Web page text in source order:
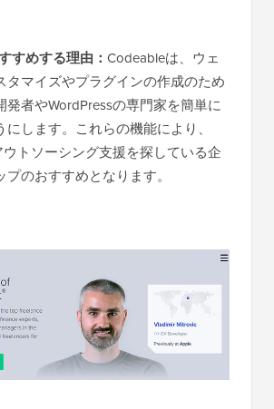
すめする理由： Codeableは、ウェ
タマイズやプラグインの作成のため
発者やWordPressの専門家を簡単に
します。これらの機能により、
ウトソーシング支援を探している企
のおすすめとなります。